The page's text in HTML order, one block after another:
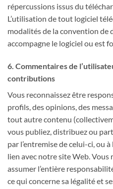
répercussions issus du
L’utilisation de tout logiciel
modalités de la convention de
accompagne le logiciel ou est
6. Commentaires de
contributions
Vous reconnaissez être
profils, des opinions, des
tout autre contenu
vous publiez, distribuez ou
par l’entremise de celui-ci, ou
lien avec notre site Web. Vous
assumer l’entière
ce qui concerne sa légalité et